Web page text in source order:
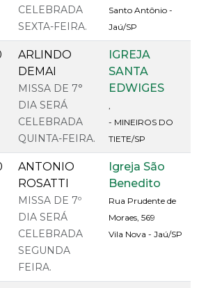
CELEBRADA
SEXTA-FEIRA.
Santo Antônio -
Jaú/SP
ARLINDO
DEMAI
MISSA DE 7°
DIA SERÁ
CELEBRADA
QUINTA-FEIRA.
IGREJA
SANTA
EDWIGES
,
- MINEIROS DO
TIETE/SP
ANTONIO
ROSATTI
MISSA DE 7º
DIA SERÁ
CELEBRADA
SEGUNDA
FEIRA.
Igreja São
Benedito
Rua Prudente de
Moraes, 569
Vila Nova - Jaú/SP